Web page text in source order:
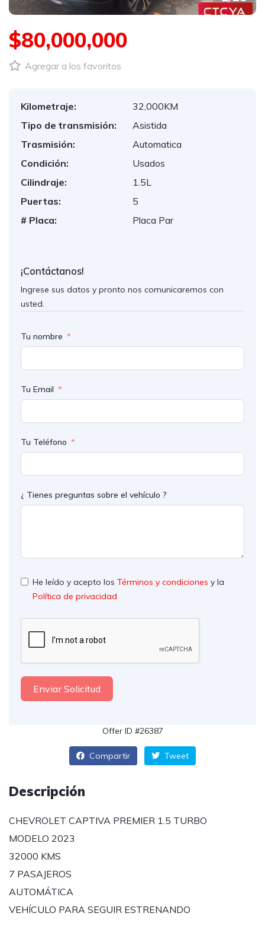
$80,000,000
Agregar a los favoritos
Kilometraje:
32,000KM
Tipo de transmisión:
Asistida
Trasmisión:
Automatica
Condición:
Usados
Cilindraje:
1.5L
Puertas:
5
# Placa:
Placa Par
¡Contáctanos!
Ingrese sus datos y pronto nos comunicaremos con
usted.
Tu nombre
Tu Email
Tu Teléfono
¿ Tienes preguntas sobre el vehículo ?
He leído y acepto los Términos y condiciones y la
Política de privacidad
Enviar Solicitud
Offer ID #26387
Compartir Tweet
Descripción
CHEVROLET CAPTIVA PREMIER 1.5 TURBO
MODELO 2023
32000 KMS
7 PASAJEROS
AUTOMÁTICA
VEHÍCULO PARA SEGUIR ESTRENANDO